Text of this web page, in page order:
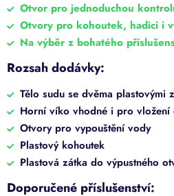
Otvor pro jednoduchou
Otvory pro kohoutek, hadici i
Na výběr z bohatého
Rozsah dodávky:
Tělo sudu se dvěma plastovými
Horní víko vhodné i pro vložení
Otvory pro vypouštění vody
Plastový kohoutek
Plastová zátka do výpustného
Doporučené příslušenství: